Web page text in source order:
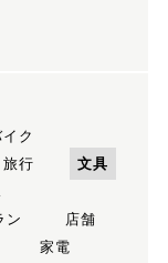
ク
旅行
文具
ン
店舗
家電